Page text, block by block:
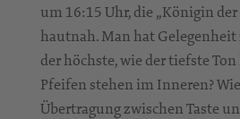
um 16:15 Uhr, die „Königin
hautnah. Man hat Gelegenheit
der höchste, wie der tiefste
Pfeifen stehen im Inneren?
Übertragung zwischen Taste